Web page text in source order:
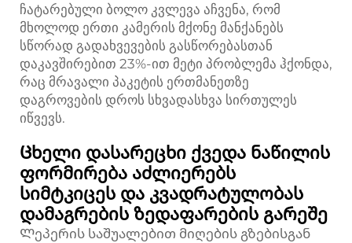
ჩატარებული ბოლო კვლევა აჩვენა, რომ
მხოლოდ ერთი კამერის მქონე მანქანებს
სწორად გადახვევების გასწორებასთან
დაკავშირებით 23%-ით მეტი პრობლემა ჰქონდა,
რაც მრავალი პაკეტის ერთმანეთზე
დაგროვების დროს სხვადასხვა სირთულეს
იწვევს.
Ცხელი დასარეცხი ქვედა ნაწილის
ფორმირება აძლიერებს
სიმტკიცეს და კვადრატულობას
დამაგრების ზედაფარების გარეშე
Ლეპერის საშუალებით მიღების გზებისგან